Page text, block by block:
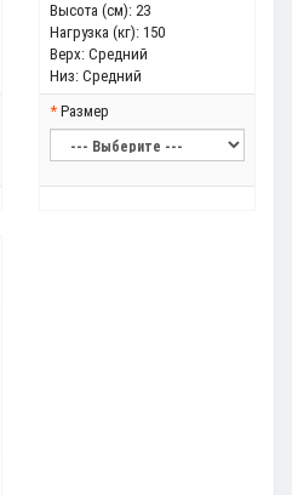
Высота (см): 23
Нагрузка (кг): 150
Верх: Средний
Низ: Средний
Размер